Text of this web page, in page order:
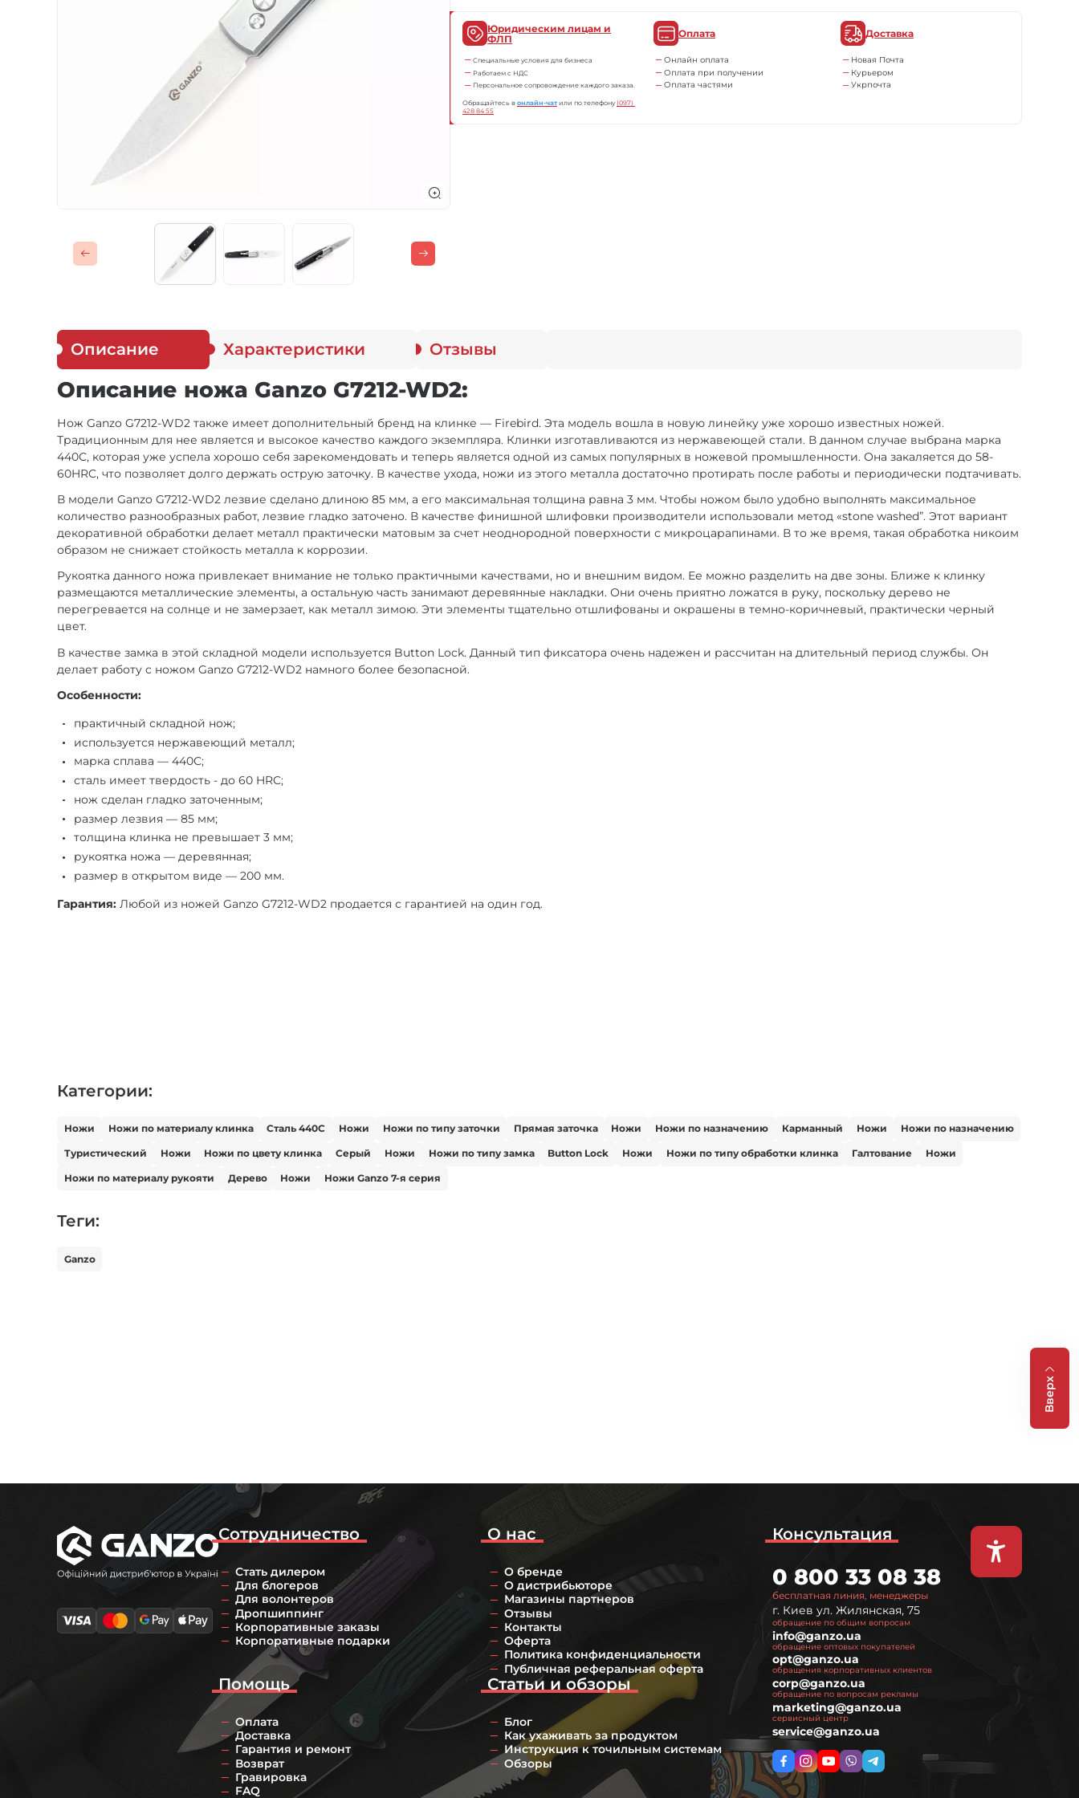
Газовые горелки
Снаряжение
Юридическим лицам и
ФЛП
Специальные условия для бизнеса
Работаем с НДС
Персональное сопровождение каждого заказа.
Обращайтесь вонлайн-чатили по телефону(097)
428 84 55
Оплата
Онлайн оплата
Оплата при получении
Оплата частями
Доставка
Новая Почта
Курьером
Укрпочта
Описание Характеристики Отзывы
Описание ножа Ganzo G7212-WD2:
Нож Ganzo G7212-WD2 также имеет дополнительный бренд на клинке — Firebird. Эта модель вошла в новую линейку уже хорошо известных ножей.
Традиционным для нее является и высокое качество каждого экземпляра. Клинки изготавливаются из нержавеющей стали. В данном случае выбрана марка
440С, которая уже успела хорошо себя зарекомендовать и теперь является одной из самых популярных в ножевой промышленности. Она закаляется до 58-
60HRC, что позволяет долго держать острую заточку. В качестве ухода, ножи из этого металла достаточно протирать после работы и периодически подтачивать.
В модели Ganzo G7212-WD2 лезвие сделано длиною 85 мм, а его максимальная толщина равна 3 мм. Чтобы ножом было удобно выполнять максимальное
количество разнообразных работ, лезвие гладко заточено. В качестве финишной шлифовки производители использовали метод «stone washed”. Этот вариант
декоративной обработки делает металл практически матовым за счет неоднородной поверхности с микроцарапинами. В то же время, такая обработка никоим
образом не снижает стойкость металла к коррозии.
Рукоятка данного ножа привлекает внимание не только практичными качествами, но и внешним видом. Ее можно разделить на две зоны. Ближе к клинку
размещаются металлические элементы, а остальную часть занимают деревянные накладки. Они очень приятно ложатся в руку, поскольку дерево не
перегревается на солнце и не замерзает, как металл зимою. Эти элементы тщательно отшлифованы и окрашены в темно-коричневый, практически черный
цвет.
В качестве замка в этой складной модели используется Button Lock. Данный тип фиксатора очень надежен и рассчитан на длительный период службы. Он
делает работу с ножом Ganzo G7212-WD2 намного более безопасной.
Особенности:
практичный складной нож;
используется нержавеющий металл;
марка сплава — 440С;
сталь имеет твердость - до 60 HRC;
нож сделан гладко заточенным;
размер лезвия — 85 мм;
толщина клинка не превышает 3 мм;
рукоятка ножа — деревянная;
размер в открытом виде — 200 мм.
Гарантия:Любой из ножей Ganzo G7212-WD2 продается с гарантией на один год.
Категории:
Ножи Ножи по материалу клинка Сталь 440С Ножи Ножи по типу заточки Прямая заточка Ножи Ножи по назначению Карманный Ножи Ножи по назначению
Туристический Ножи Ножи по цвету клинка Серый Ножи Ножи по типу замка Button Lock Ножи Ножи по типу обработки клинка Галтование Ножи
Ножи по материалу рукояти Дерево Ножи Ножи Ganzo 7-я серия
Теги:
Ganzo
Вверх
О нас
О бренде
О дистрибьюторе
Магазины партнеров
Отзывы
Контакты
Оферта
Политика конфиденциальности
Публичная реферальная оферта
Сотрудничество
Стать дилером
Для блогеров
Для волонтеров
Дропшиппинг
Корпоративные заказы
Корпоративные подарки
Статьи и обзоры
Блог
Как ухаживать за продуктом
Инструкция к точильным системам
Обзоры
Помощь
Оплата
Доставка
Гарантия и ремонт
Возврат
Гравировка
FAQ
Консультация
бесплатная линия, менеджеры
0 800 33 08 38
г. Киев ул. Жилянская, 75
обращение по общим вопросам
info@ganzo.ua
обращение оптовых покупателей
opt@ganzo.ua
обращения корпоративных клиентов
corp@ganzo.ua
обращение по вопросам рекламы
marketing@ganzo.ua
сервисный центр
service@ganzo.ua